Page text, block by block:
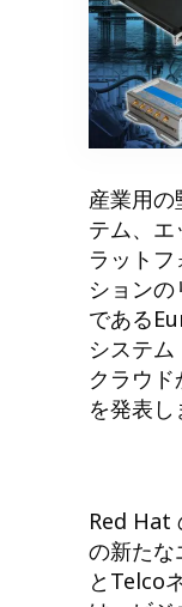
産業用の
テム、
ラット
ション
である
システ
クラウ
を発表し
Red Hat
の新たな
とTelco